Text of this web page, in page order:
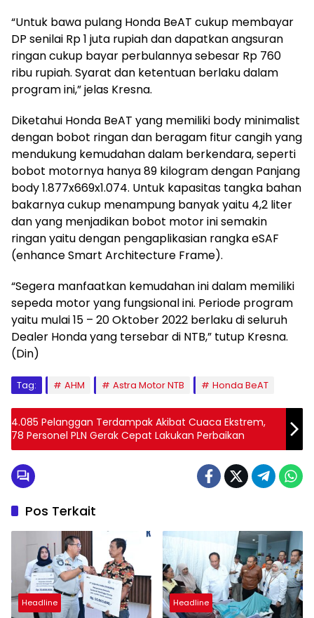
“Untuk bawa pulang Honda BeAT cukup membayar
DP senilai Rp 1 juta rupiah dan dapatkan angsuran
ringan cukup bayar perbulannya sebesar Rp 760
ribu rupiah. Syarat dan ketentuan berlaku dalam
program ini,” jelas Kresna.
Diketahui Honda BeAT yang memiliki body minimalist
dengan bobot ringan dan beragam fitur cangih yang
mendukung kemudahan dalam berkendara, seperti
bobot motornya hanya 89 kilogram dengan Panjang
body 1.877x669x1.074. Untuk kapasitas tangka bahan
bakarnya cukup menampung banyak yaitu 4,2 liter
dan yang menjadikan bobot motor ini semakin
ringan yaitu dengan pengaplikasian rangka eSAF
(enhance Smart Architecture Frame).
“Segera manfaatkan kemudahan ini dalam memiliki
sepeda motor yang fungsional ini. Periode program
yaitu mulai 15 – 20 Oktober 2022 berlaku di seluruh
Dealer Honda yang tersebar di NTB,” tutup Kresna.
(Din)
Tag: AHM Astra Motor NTB Honda BeAT
4.085 Pelanggan Terdampak Akibat Cuaca Ekstrem,
78 Personel PLN Gerak Cepat Lakukan Perbaikan
Pos Terkait
Headline Headline